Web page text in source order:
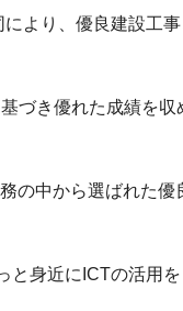
より、優良建設工
づき優れた成績を
の中から選ばれた
身近にICTの活用